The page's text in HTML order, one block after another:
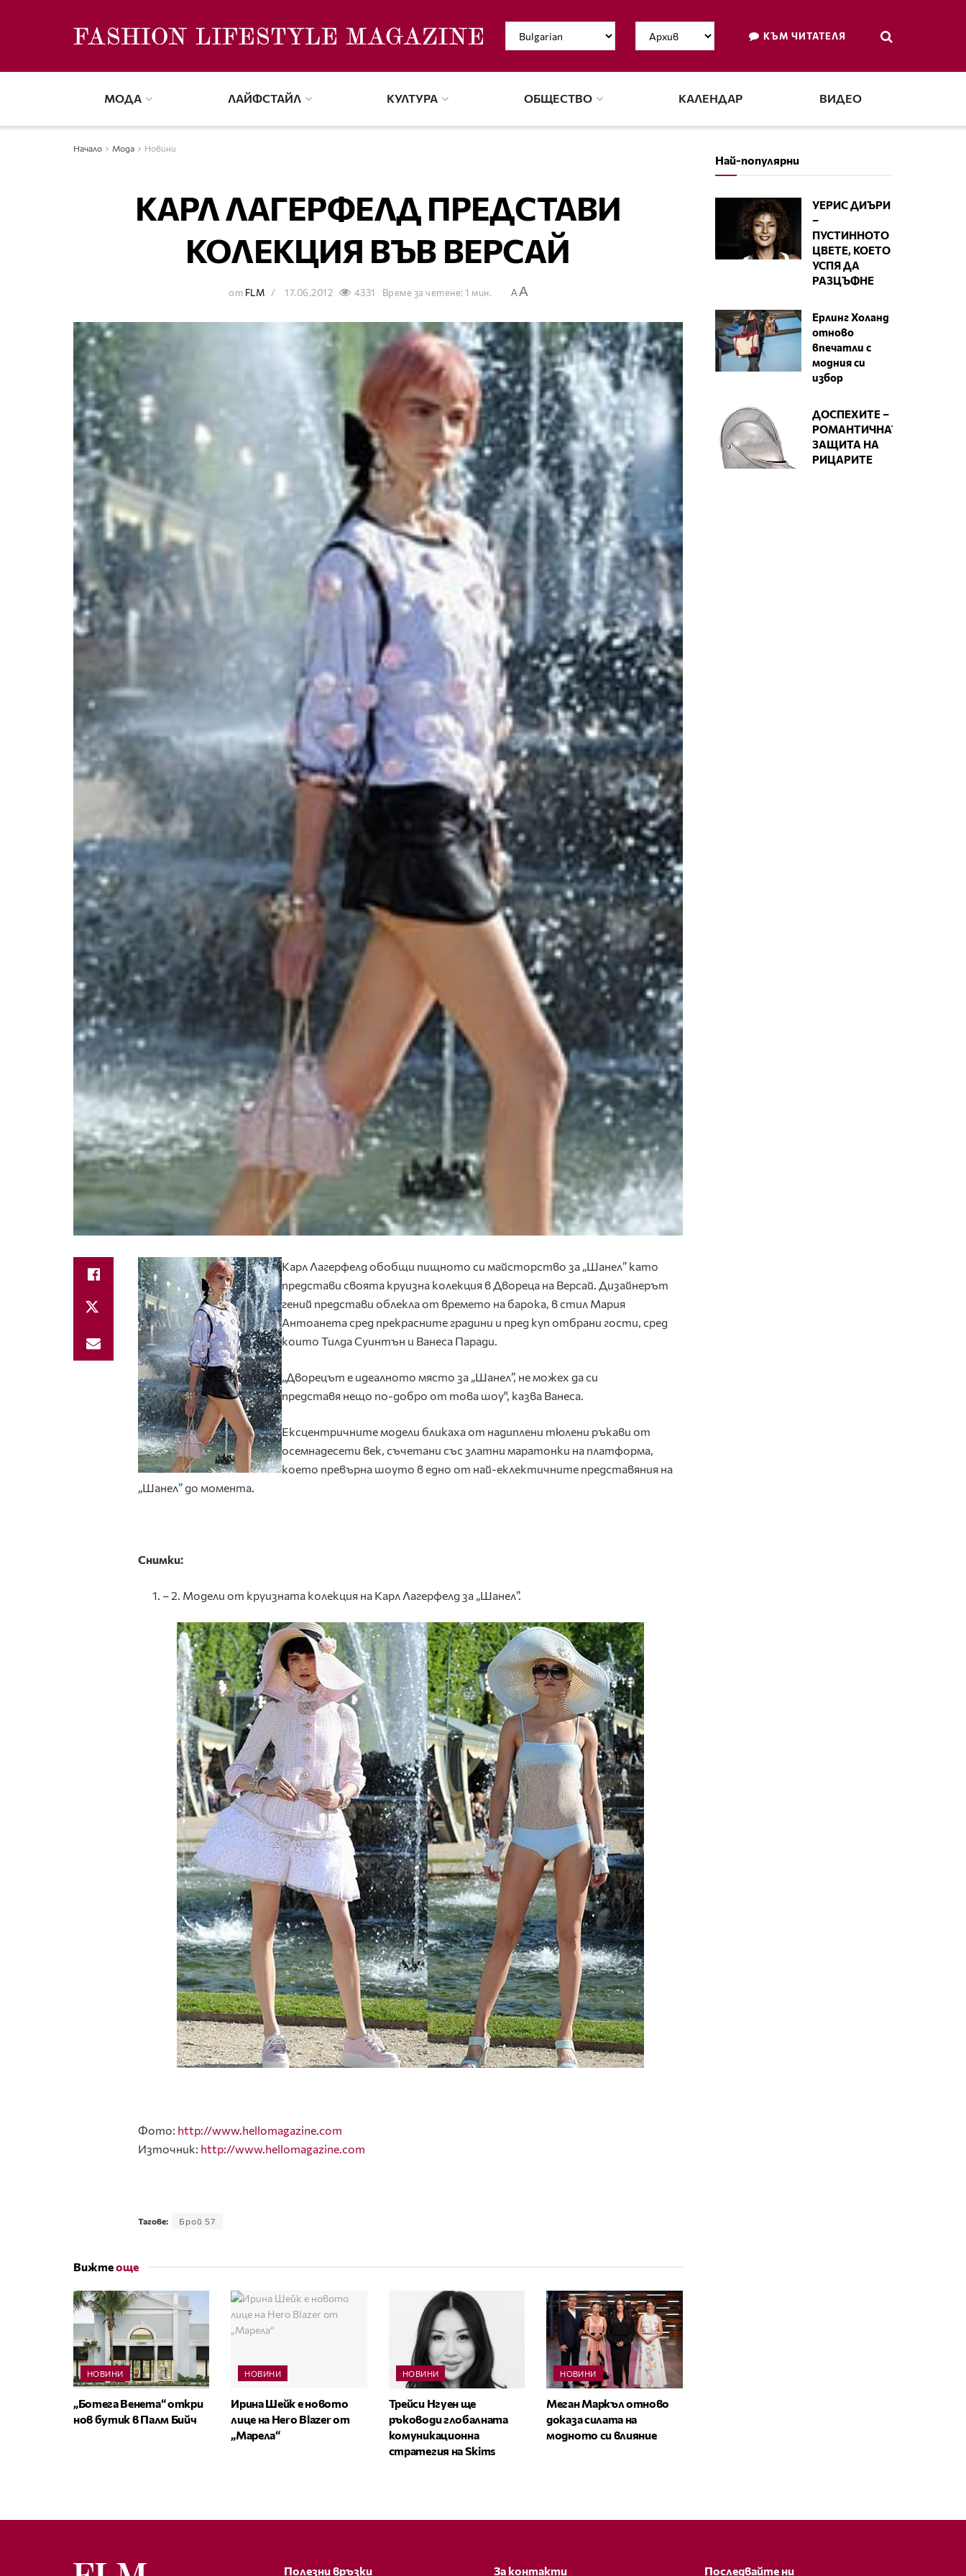
КЪМ ЧИТАТЕЛЯ
МОДА ЛАЙФСТАЙЛ КУЛТУРА ОБЩЕСТВО КАЛЕНДАР ВИДЕО
Начало Мода Новини
КАРЛ ЛАГЕРФЕЛД ПРЕДСТАВИ
КОЛЕКЦИЯ ВЪВ ВЕРСАЙ
от FLM 17.06.2012 4331 Време за четене: 1 мин. AA
Карл Лагерфелд обобщи пищното си майсторство за „Шанел” като
представи своята круизна колекция в Двореца на Версай. Дизайнерът
гений представи облекла от времето на барока, в стил Мария
Антоанета сред прекрасните градини и пред куп отбрани гости, сред
които Тилда Суинтън и Ванеса Паради.
„Дворецът е идеалното място за „Шанел”, не можех да си
представя нещо по-добро от това шоу", казва Ванеса.
Ексцентричните модели бликаха от надиплени тюлени ръкави от
осемнадесети век, съчетани със златни маратонки на платформа,
което превърна шоуто в едно от най-еклектичните представяния на
„Шанел” до момента.
Снимки:
– 2. Модели от круизната колекция на Карл Лагерфелд за „Шанел”.
Фото: http://www.hellomagazine.com
Източник: http://www.hellomagazine.com
Тагове: Брой 57
Вижтеоще
НОВИНИ
„Ботега Венета“ откри
нов бутик в Палм Бийч
НОВИНИ
Ирина Шейк е новото
лице на Hero Blazer от
„Марела“
НОВИНИ
Трейси Нгуен ще
ръководи глобалната
комуникационна
стратегия на Skims
НОВИНИ
Меган Маркъл отново
доказа силата на
модното си влияние
Най-популярни
УЕРИС ДИЪРИ
–
ПУСТИННОТО
ЦВЕТЕ, КОЕТО
УСПЯ ДА
РАЗЦЪФНЕ
Ерлинг Холанд
отново
впечатли с
модния си
избор
ДОСПЕХИТЕ –
РОМАНТИЧНАТА
ЗАЩИТА НА
РИЦАРИТЕ
Полезни връзки За контакти Последвайте ни